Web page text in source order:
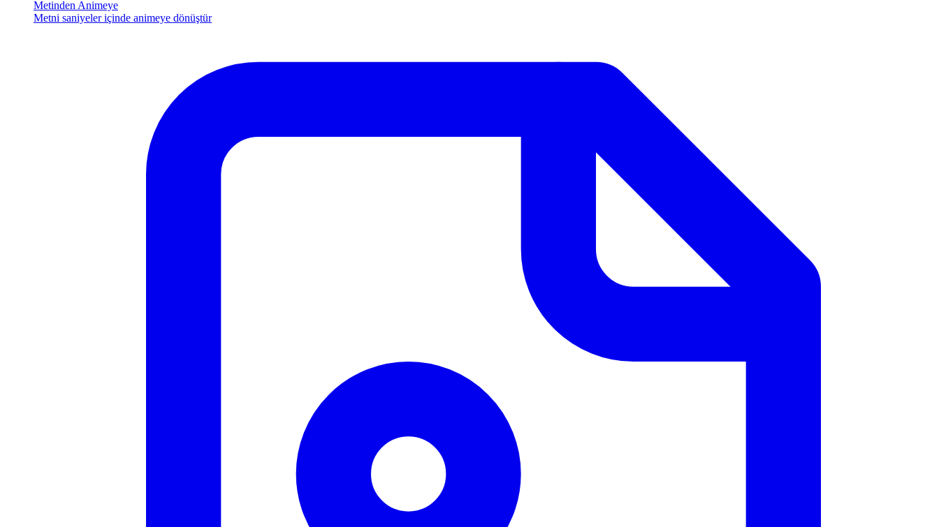
Metinden Animeye
Metni saniyeler içinde animeye dönüştür